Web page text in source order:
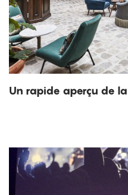
Un rapide aperçu de